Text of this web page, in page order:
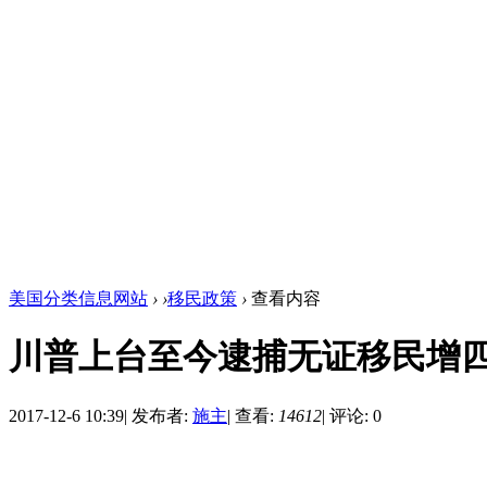
美国分类信息网站 › ›移民政策 › 查看内容
川普上台至今逮捕无证移民增
2017-12-6 10:39| 发布者: 施主| 查看: 14612| 评论: 0